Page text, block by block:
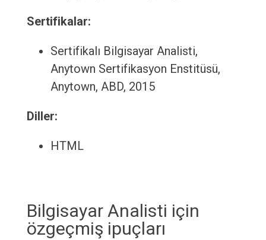
Sertifikalar:
Sertifikalı Bilgisayar Analisti,
Anytown Sertifikasyon Enstitüsü,
Anytown, ABD, 2015
Diller:
HTML
Bilgisayar Analisti için
özgeçmiş ipuçları